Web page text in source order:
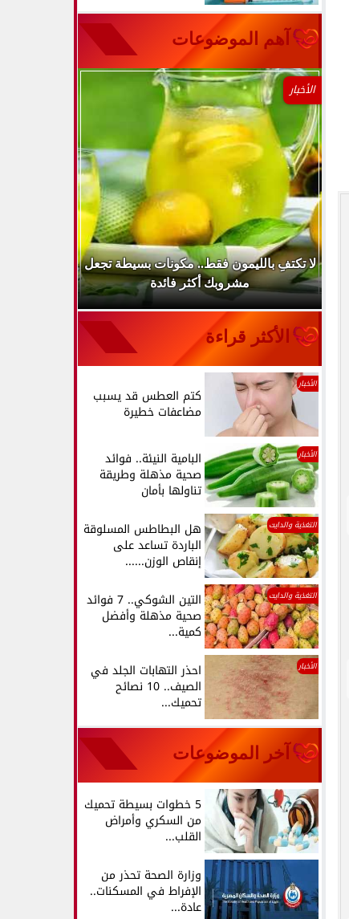
آهم الموضوعات
الأخبار
لا تكتفِ بالليمون فقط.. مكونات بسيطة تجعل
مشروبك أكثر فائدة
الأكثر قراءة
الأخبار
كتم العطس قد يسبب
مضاعفات خطيرة
الأخبار البامية النيئة.. فوائد
صحية مذهلة وطريقة
تناولها بأمان
التغذية والدايت هل البطاطس المسلوقة
الباردة تساعد على
إنقاص الوزن......
التغذية والدايت التين الشوكي.. 7 فوائد
صحية مذهلة وأفضل
كمية...
الأخبار احذر التهابات الجلد في
الصيف.. 10 نصائح
تحميك...
آخر الموضوعات
5 خطوات بسيطة تحميك
من السكري وأمراض
القلب...
وزارة الصحة تحذر من
الإفراط في المسكنات..
عادة...